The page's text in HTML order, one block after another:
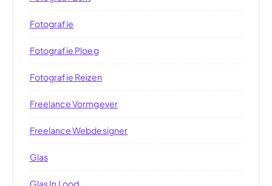
Fotografie
Fotografie Ploeg
Fotografie Reizen
Freelance Vormgever
Freelance Webdesigner
Glas
Glas In Lood